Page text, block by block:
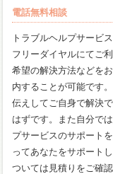
電話無料相談
トラブルヘルプサービ
フリーダイヤルにてご
希望の解決方法などを
内することが可能です
伝えしてご自身で解決
はずです。また自分で
プサービスのサポート
ってあなたをサポート
ついては見積りをご確